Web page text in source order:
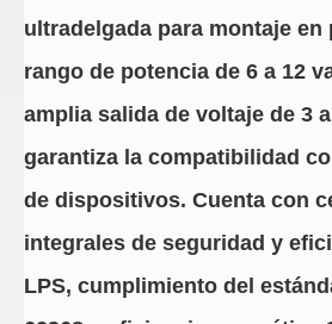
ultradelgada para montaje en
rango de potencia de 6 a 12
amplia salida de voltaje de 3
garantiza la compatibilidad
de dispositivos. Cuenta con
integrales de seguridad y
LPS, cumplimiento del